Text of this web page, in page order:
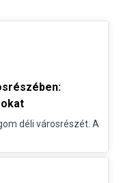
déli városrészét. A